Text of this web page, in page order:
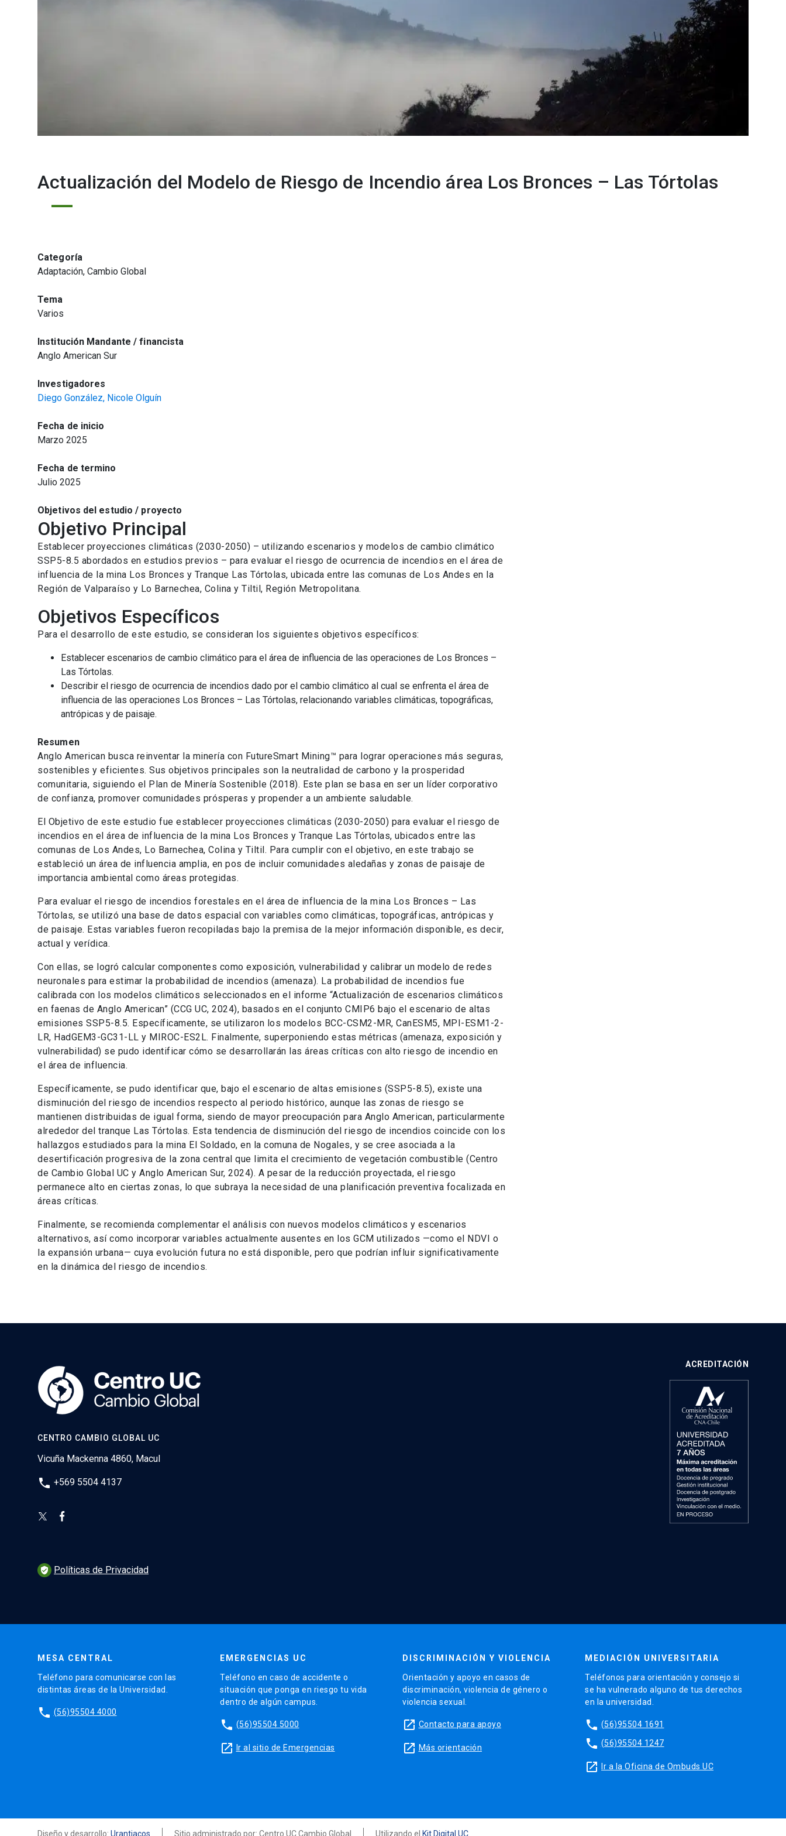
Actualización del Modelo de Riesgo de Incendio área Los Bronces – Las Tórtolas
Categoría
Adaptación, Cambio Global
Tema
Varios
Institución Mandante / financista
Anglo American Sur
Investigadores
Diego González, Nicole Olguín
Fecha de inicio
Marzo 2025
Fecha de termino
Julio 2025
Objetivos del estudio / proyecto
Objetivo Principal
Establecer proyecciones climáticas (2030-2050) – utilizando escenarios y modelos de cambio climático
SSP5-8.5 abordados en estudios previos – para evaluar el riesgo de ocurrencia de incendios en el área de
influencia de la mina Los Bronces y Tranque Las Tórtolas, ubicada entre las comunas de Los Andes en la
Región de Valparaíso y Lo Barnechea, Colina y Tiltil, Región Metropolitana.
Objetivos Específicos
Para el desarrollo de este estudio, se consideran los siguientes objetivos específicos:
Establecer escenarios de cambio climático para el área de influencia de las operaciones de Los Bronces –
Las Tórtolas.
Describir el riesgo de ocurrencia de incendios dado por el cambio climático al cual se enfrenta el área de
influencia de las operaciones Los Bronces – Las Tórtolas, relacionando variables climáticas, topográficas,
antrópicas y de paisaje.
Resumen
Anglo American busca reinventar la minería con FutureSmart Mining™ para lograr operaciones más seguras,
sostenibles y eficientes. Sus objetivos principales son la neutralidad de carbono y la prosperidad
comunitaria, siguiendo el Plan de Minería Sostenible (2018). Este plan se basa en ser un líder corporativo
de confianza, promover comunidades prósperas y propender a un ambiente saludable.
El Objetivo de este estudio fue establecer proyecciones climáticas (2030-2050) para evaluar el riesgo de
incendios en el área de influencia de la mina Los Bronces y Tranque Las Tórtolas, ubicados entre las
comunas de Los Andes, Lo Barnechea, Colina y Tiltil. Para cumplir con el objetivo, en este trabajo se
estableció un área de influencia amplia, en pos de incluir comunidades aledañas y zonas de paisaje de
importancia ambiental como áreas protegidas.
Para evaluar el riesgo de incendios forestales en el área de influencia de la mina Los Bronces – Las
Tórtolas, se utilizó una base de datos espacial con variables como climáticas, topográficas, antrópicas y
de paisaje. Estas variables fueron recopiladas bajo la premisa de la mejor información disponible, es decir,
actual y verídica.
Con ellas, se logró calcular componentes como exposición, vulnerabilidad y calibrar un modelo de redes
neuronales para estimar la probabilidad de incendios (amenaza). La probabilidad de incendios fue
calibrada con los modelos climáticos seleccionados en el informe “Actualización de escenarios climáticos
en faenas de Anglo American” (CCG UC, 2024), basados en el conjunto CMIP6 bajo el escenario de altas
emisiones SSP5-8.5. Específicamente, se utilizaron los modelos BCC-CSM2-MR, CanESM5, MPI-ESM1-2-
LR, HadGEM3-GC31-LL y MIROC-ES2L. Finalmente, superponiendo estas métricas (amenaza, exposición y
vulnerabilidad) se pudo identificar cómo se desarrollarán las áreas críticas con alto riesgo de incendio en
el área de influencia.
Específicamente, se pudo identificar que, bajo el escenario de altas emisiones (SSP5-8.5), existe una
disminución del riesgo de incendios respecto al periodo histórico, aunque las zonas de riesgo se
mantienen distribuidas de igual forma, siendo de mayor preocupación para Anglo American, particularmente
alrededor del tranque Las Tórtolas. Esta tendencia de disminución del riesgo de incendios coincide con los
hallazgos estudiados para la mina El Soldado, en la comuna de Nogales, y se cree asociada a la
desertificación progresiva de la zona central que limita el crecimiento de vegetación combustible (Centro
de Cambio Global UC y Anglo American Sur, 2024). A pesar de la reducción proyectada, el riesgo
permanece alto en ciertas zonas, lo que subraya la necesidad de una planificación preventiva focalizada en
áreas críticas.
Finalmente, se recomienda complementar el análisis con nuevos modelos climáticos y escenarios
alternativos, así como incorporar variables actualmente ausentes en los GCM utilizados —como el NDVI o
la expansión urbana— cuya evolución futura no está disponible, pero que podrían influir significativamente
en la dinámica del riesgo de incendios.
CENTRO CAMBIO GLOBAL UC
Vicuña Mackenna 4860, Macul
phone +569 5504 4137
ACREDITACIÓN
verified_user Políticas de Privacidad
MESA CENTRAL
Teléfono para comunicarse con las
distintas áreas de la Universidad.
phone (56)95504 4000
EMERGENCIAS UC
Teléfono en caso de accidente o
situación que ponga en riesgo tu vida
dentro de algún campus.
phone (56)95504 5000
launch Ir al sitio de Emergencias
DISCRIMINACIÓN Y VIOLENCIA
Orientación y apoyo en casos de
discriminación, violencia de género o
violencia sexual.
launch Contacto para apoyo
launch Más orientación
MEDIACIÓN UNIVERSITARIA
Teléfonos para orientación y consejo si
se ha vulnerado alguno de tus derechos
en la universidad.
phone (56)95504 1691
phone (56)95504 1247
launch Ir a la Oficina de Ombuds UC
Diseño y desarrollo: Urantiacos Sitio administrado por: Centro UC Cambio Global Utilizando el Kit Digital UC